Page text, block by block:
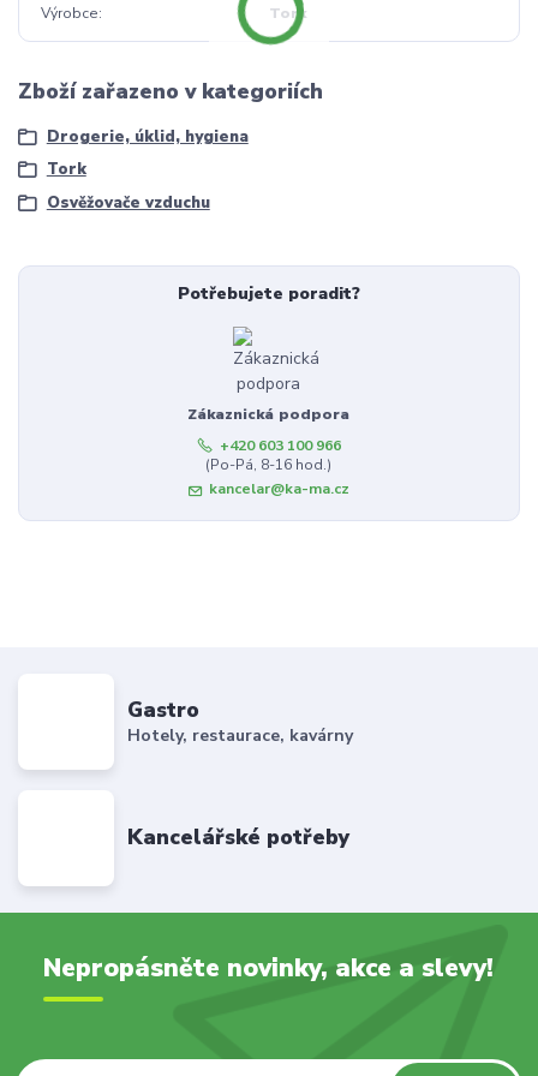
Výrobce Tork
Zboží zařazeno v kategoriích
Drogerie, úklid, hygiena
Tork
Osvěžovače vzduchu
Potřebujete poradit?
Zákaznická podpora
+420 603 100 966
(Po-Pá, 8-16 hod.)
kancelar@ka-ma.cz
Gastro
Hotely, restaurace, kavárny
Kancelářské potřeby
Nepropásněte novinky, akce a slevy!